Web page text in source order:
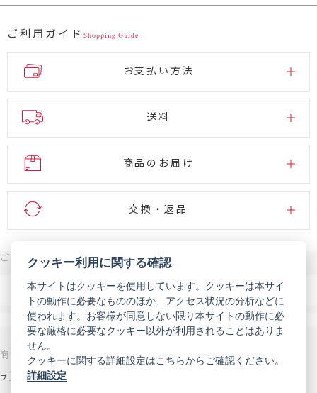
ご利用ガイド Shopping Guide
お支払い方法
送料
商品のお届け
交換・返品
ご注文・お問い合わせはこちら
電話 0120-007-444
受付時間 9:00～18:00（年末年始などを除く）
メール お問い合わせフォーム
商品を探す
ブランドから探す
サポート
クッキー利用に関する確認
本サイトはクッキーを使用しています。クッキーは本サイ
トの動作に必要なもののほか、アクセス状況の分析などに
使われます。お客様が同意しない限り本サイトの動作に必
要な厳格に必要なクッキー以外が利用されることはありま
せん。
クッキーに関する詳細設定はこちらからご確認ください。
詳細設定